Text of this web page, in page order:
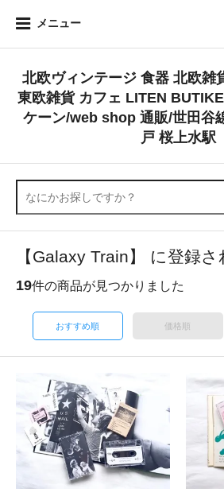
メニュー
北欧ヴィンテージ 食器 北欧雑
東欧雑貨 カフェ LITEN
ケーン/web shop 通販/世田谷
戸 桜上水駅
【Galaxy Train】 に登録
19件の商品が見つかりました
おすすめ順 価格順